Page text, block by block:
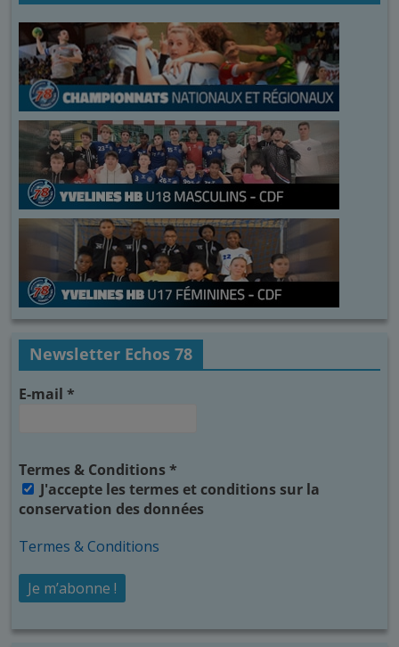
Newsletter Echos 78
E-mail*
Termes & Conditions*
J'accepte les termes et conditions sur la
conservation des données
Termes & Conditions